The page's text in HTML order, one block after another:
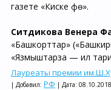
газете «Киске Өфө».
Ситдикова Венера
«Башкорттар»
«Язмыштарза — ил
Лауреаты премии
| Добавил: РФ | Дата: 08.10.2018